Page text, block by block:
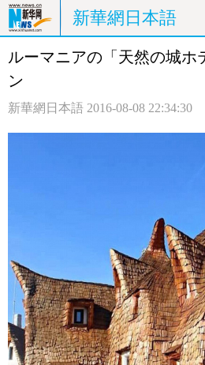
新華網日本語
ホームページ 政治
ルーマニアの「天然の城ホ
ン
新華網日本語 2016-08-08 22:34:30